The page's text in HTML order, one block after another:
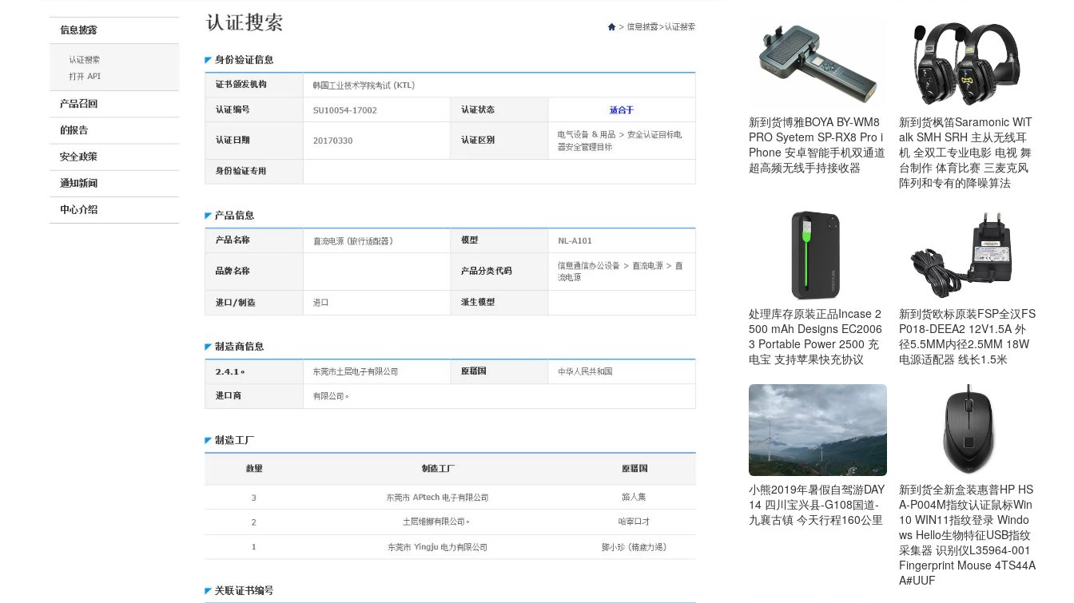
新到货博雅BOYA BY-WM8
PRO Syetem SP-RX8 Pro i
Phone 安卓智能手机双通道
超高频无线手持接收器
新到货枫笛Saramonic WiT
alk SMH SRH 主从无线耳
机 全双工专业电影 电视 舞
台制作 体育比赛 三麦克风
阵列和专有的降噪算法
处理库存原装正品Incase 2
500 mAh Designs EC2006
3 Portable Power 2500 充
电宝 支持苹果快充协议
新到货欧标原装FSP全汉FS
P018-DEEA2 12V1.5A 外
径5.5MM内径2.5MM 18W
电源适配器 线长1.5米
小熊2019年暑假自驾游DAY
14 四川宝兴县-G108国道-
九襄古镇 今天行程160公里
新到货全新盒装惠普HP HS
A-P004M指纹认证鼠标Win
10 WIN11指纹登录 Windo
ws Hello生物特征USB指纹
采集器 识别仪L35964-001
Fingerprint Mouse 4TS44A
A#UUF